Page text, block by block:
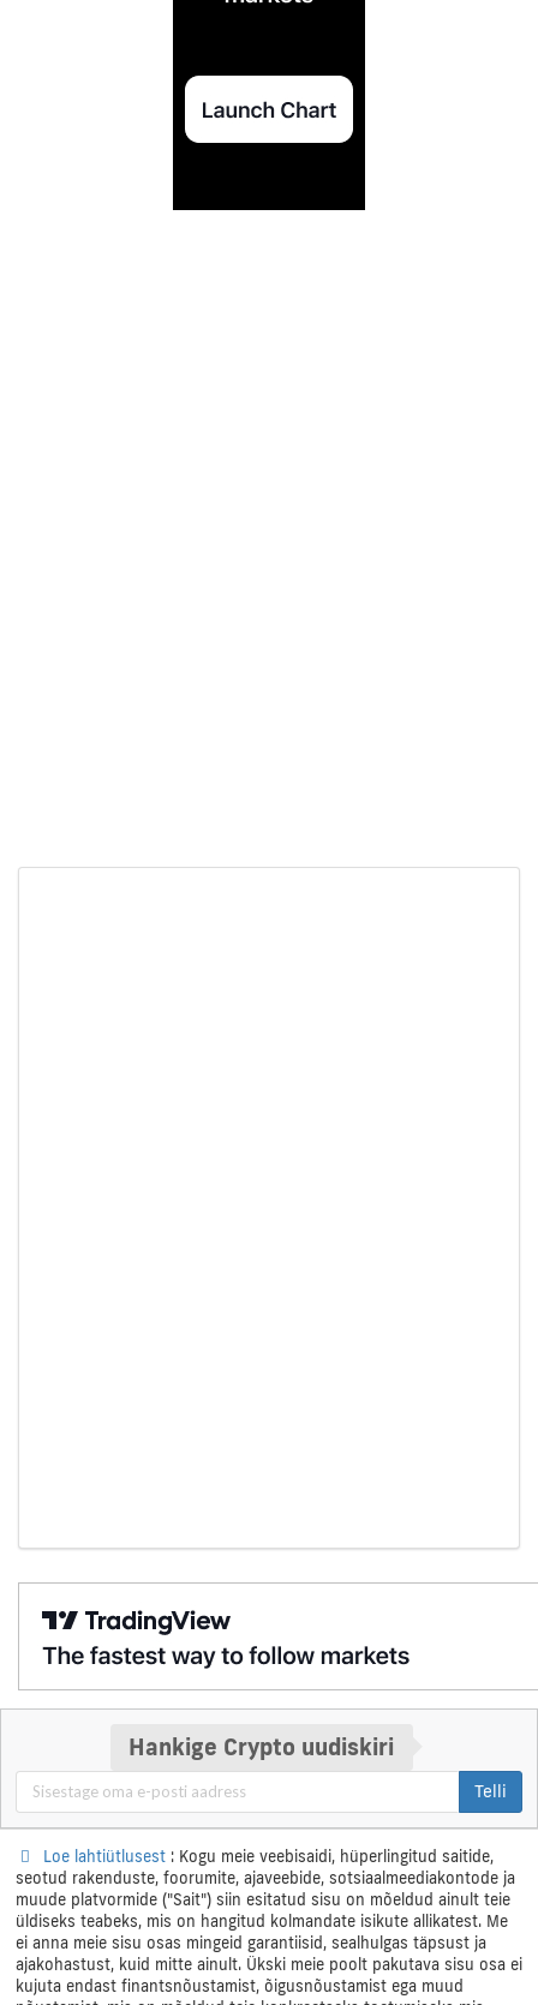
Hankige Crypto uudiskiri
Telli
Loe lahtiütlusest : Kogu meie veebisaidi, hüperlingitud saitide,
seotud rakenduste, foorumite, ajaveebide, sotsiaalmeediakontode ja
muude platvormide ("Sait") siin esitatud sisu on mõeldud ainult teie
üldiseks teabeks, mis on hangitud kolmandate isikute allikatest. Me
ei anna meie sisu osas mingeid garantiisid, sealhulgas täpsust ja
ajakohastust, kuid mitte ainult. Ükski meie poolt pakutava sisu osa ei
kujuta endast finantsnõustamist, õigusnõustamist ega muud